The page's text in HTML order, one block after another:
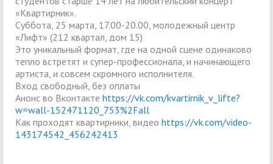
«Квартирник».
Суббота, 25 марта, 17.00-20.00, молодежный центр
«Лифт» (212 квартал, дом 15)
Это уникальный формат, где на одной сцене одинаково
тепло встретят и супер-профессионала, и начинающего
артиста, и совсем скромного исполнителя.
Вход свободный, без оплаты
Анонс во Вконтакте https://vk.com/kvartirnik_v_lifte?
w=wall-152471120_753%2Fall
Как проходят квартирники, видео https://vk.com/video-
143174542_456242413